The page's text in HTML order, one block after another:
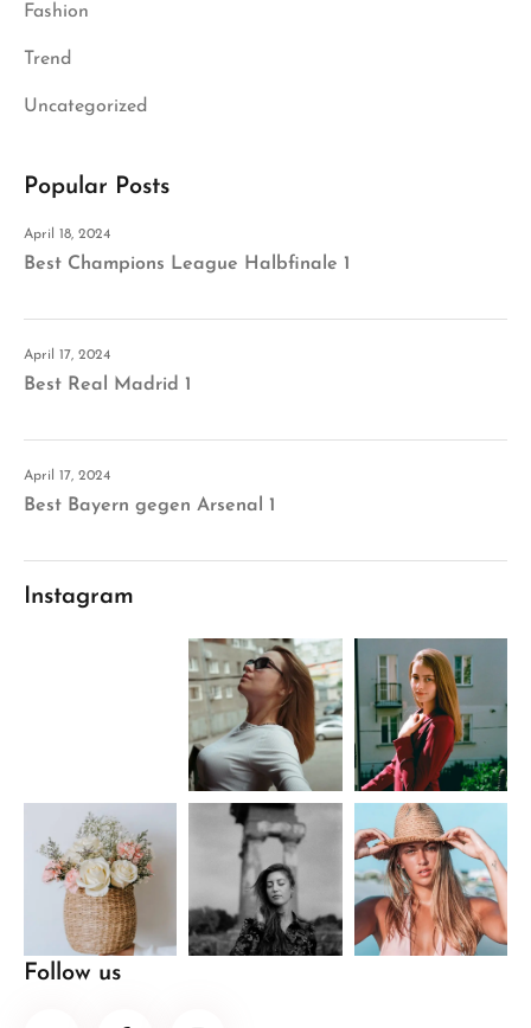
Fashion
Trend
Uncategorized
Popular Posts
April 18, 2024
Best Champions League Halbfinale 1
April 17, 2024
Best Real Madrid 1
April 17, 2024
Best Bayern gegen Arsenal 1
Instagram
Follow us